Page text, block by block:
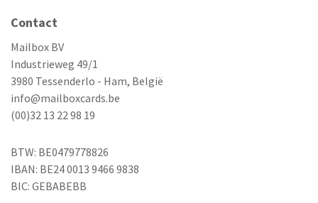
Contact
Mailbox BV
Industrieweg 49/1
3980 Tessenderlo - Ham, België
info@mailboxcards.be
(00)32 13 22 98 19
BTW: BE0479778826
IBAN: BE24 0013 9466 9838
BIC: GEBABEBB